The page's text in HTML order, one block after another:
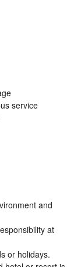
service
and
at
or holidays.